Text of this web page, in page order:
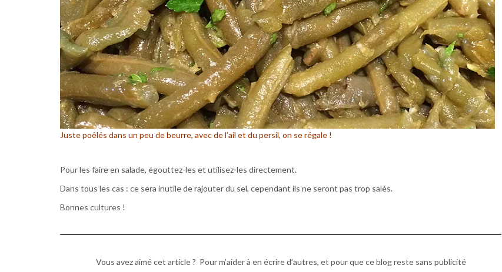
Juste poêlés dans un peu de beurre, avec de l’ail et du persil, on se régale !
Pour les faire en salade, égouttez-les et utilisez-les directement.
Dans tous les cas : ce sera inutile de rajouter du sel, cependant ils ne seront pas trop salés.
Bonnes cultures !
Vous avez aimé cet article ? Pour m’aider à en écrire d’autres, et pour que ce blog reste sans publicité